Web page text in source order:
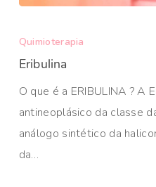
Quimioterapia
Eribulina
O que é a ERIBULINA ? A
antineoplásico da classe
análogo sintético da
da…